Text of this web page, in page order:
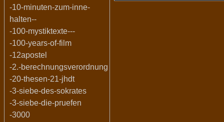
-10-minuten-zum-inne-
halten--
-100-mystiktexte---
-100-years-of-film
-12apostel
-2.-berechnungsverordnung
-20-thesen-21-jhdt
-3-siebe-des-sokrates
-3-siebe-die-pruefen
-3000